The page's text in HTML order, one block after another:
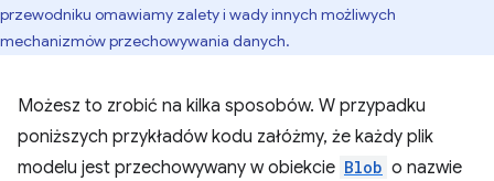
przewodniku omawiamy zalety i wady innych możliwych
mechanizmów przechowywania danych.
Możesz to zrobić na kilka sposobów. W przypadku
poniższych przykładów kodu załóżmy, że każdy plik
modelu jest przechowywany w obiekcie Blob o nazwie